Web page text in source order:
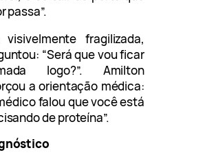
passa”.
visivelmente fragilizada,
“Será que vou ficar
logo?”. Amilton
a orientação médica:
falou que você está
de proteína”.